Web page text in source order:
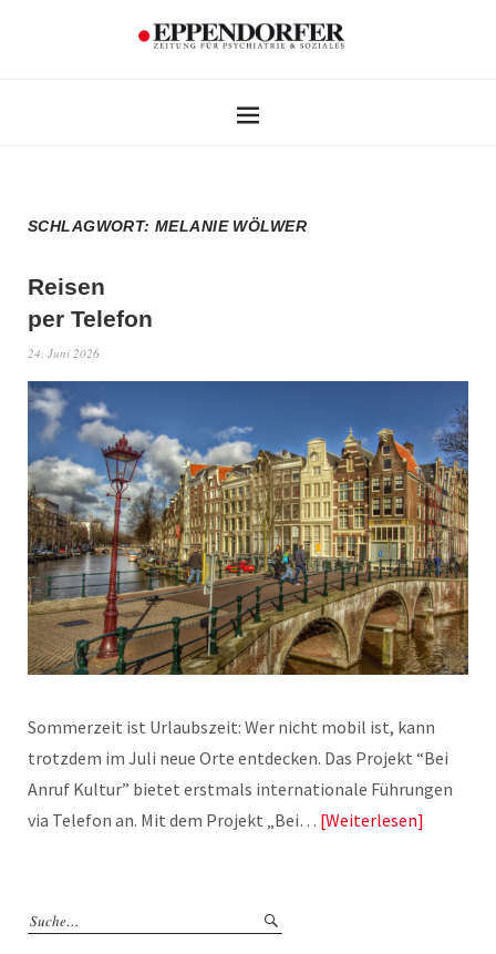
SCHLAGWORT:MELANIE WÖLWER
Reisen
per Telefon
24. Juni 2026
Sommerzeit ist Urlaubszeit: Wer nicht mobil ist, kann
trotzdem im Juli neue Orte entdecken. Das Projekt “Bei
Anruf Kultur” bietet erstmals internationale Führungen
via Telefon an. Mit dem Projekt „Bei… Weiterlesen